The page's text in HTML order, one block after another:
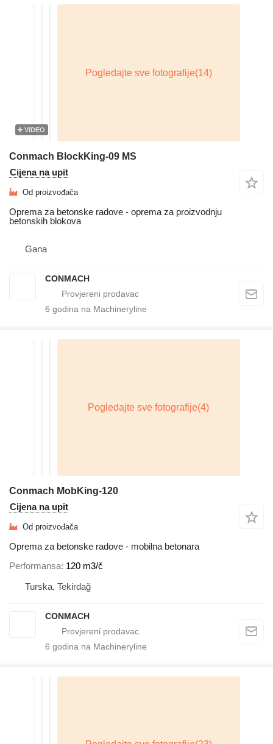
VIDEO
Conmach BlockKing-09 MS
Cijena na upit
Od proizvođača
Oprema za betonske radove - oprema za proizvodnju
betonskih blokova
Gana
CONMACH
6 godina na Machineryline
Conmach MobKing-120
Cijena na upit
Od proizvođača
Oprema za betonske radove - mobilna betonara
Performansa 120 m3/č
Turska, Tekirdağ
CONMACH
6 godina na Machineryline